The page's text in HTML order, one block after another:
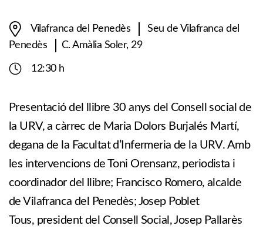
Vilafranca del Penedès
Seu de Vilafranca del
Penedès
C. Amàlia Soler, 29
12:30 h
Presentació del llibre 30 anys del Consell social de
la URV, a càrrec de Maria Dolors Burjalés Martí,
degana de la Facultat d’Infermeria de la URV. Amb
les intervencions de Toni Orensanz, periodista i
coordinador del llibre; Francisco Romero, alcalde
de Vilafranca del Penedès; Josep Poblet
Tous, president del Consell Social, Josep Pallarès